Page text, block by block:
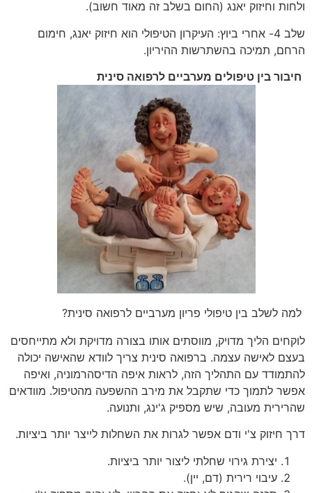
ולחות וחיזוק יאנג (החום בשלב זה מאוד חשוב).
שלב 4- אחרי ביוץ: העיקרון הטיפולי הוא חיזוק יאנג, חימום
הרחם, תמיכה בהשתרשות ההיריון.
חיבור בין טיפולים מערביים לרפואה סינית
למה לשלב בין טיפולי פריון מערביים לרפואה סינית?
לוקחים הליך מדויק, מווסתים אותו בצורה מדויקת ולא מתייחסים
בעצם לאישה עצמה. ברפואה סינית צריך לוודא שהאישה יכולה
להתמודד עם התהליך הזה, לראות איפה הדיסהרמוניה, ואיפה
אפשר לתמוך כדי שתקבל את מירב ההשפעה מהטיפול. מוודאים
שהרירית מעובה, שיש מספיק ג'ינג, ותנועה.
דרך חיזוק צ'י ודם אפשר לגרות את השחלות לייצר יותר ביציות.
יצירת גירוי שחלתי ליצור יותר ביציות.
עיבוי רירית (דם, יין).